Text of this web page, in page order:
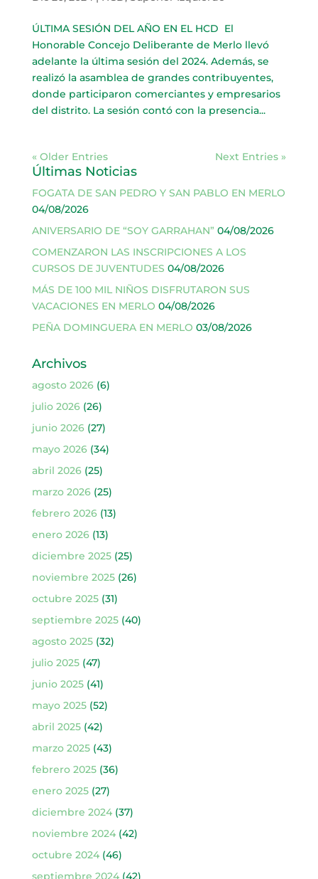
ÚLTIMA SESIÓN DEL AÑO EN EL HCD ​ El
Honorable Concejo Deliberante de Merlo llevó
adelante la última sesión del 2024. Además, se
realizó la asamblea de grandes contribuyentes,
donde participaron comerciantes y empresarios
del distrito. La sesión contó con la presencia...
« Older Entries Next Entries »
Últimas Noticias
FOGATA DE SAN PEDRO Y SAN PABLO EN MERLO
04/08/2026
ANIVERSARIO DE “SOY GARRAHAN” 04/08/2026
COMENZARON LAS INSCRIPCIONES A LOS
CURSOS DE JUVENTUDES 04/08/2026
MÁS DE 100 MIL NIÑOS DISFRUTARON SUS
VACACIONES EN MERLO 04/08/2026
PEÑA DOMINGUERA EN MERLO 03/08/2026
Archivos
agosto 2026(6)
julio 2026(26)
junio 2026(27)
mayo 2026(34)
abril 2026(25)
marzo 2026(25)
febrero 2026(13)
enero 2026(13)
diciembre 2025(25)
noviembre 2025(26)
octubre 2025(31)
septiembre 2025(40)
agosto 2025(32)
julio 2025(47)
junio 2025(41)
mayo 2025(52)
abril 2025(42)
marzo 2025(43)
febrero 2025(36)
enero 2025(27)
diciembre 2024(37)
noviembre 2024(42)
octubre 2024(46)
septiembre 2024(42)